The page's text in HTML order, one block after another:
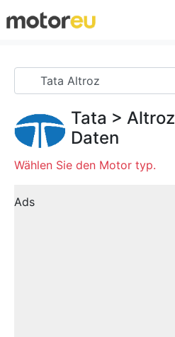
Tata > Altroz
Daten
Wählen Sie den Motor typ.
Ads